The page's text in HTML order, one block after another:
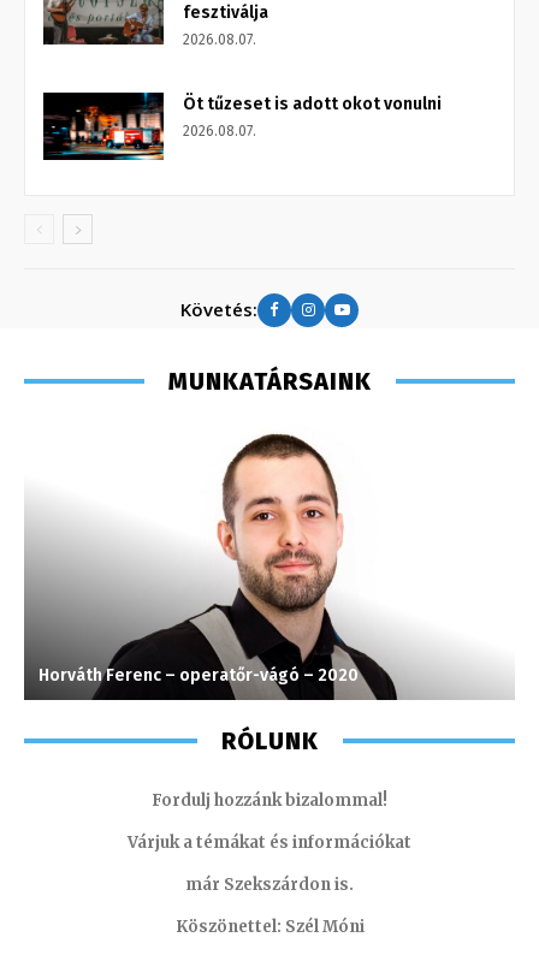
fesztiválja
2026.08.07.
Öt tűzeset is adott okot vonulni
2026.08.07.
Követés:
MUNKATÁRSAINK
Horváth Ferenc – operatőr-vágó – 2020
RÓLUNK
Fordulj hozzánk bizalommal!
Várjuk a témákat és információkat
már Szekszárdon is.
Köszönettel: Szél Móni